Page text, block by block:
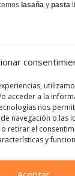
acceder a la
nos
navegación o las
retirar el
y
lasaña y pasta
comida Just
12, 48010